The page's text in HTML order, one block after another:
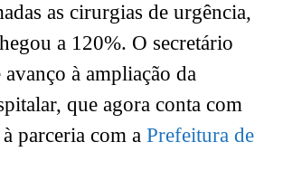
as cirurgias de urgência,
a 120%. O secretário
à ampliação da
que agora conta com
parceria com a Prefeitura de